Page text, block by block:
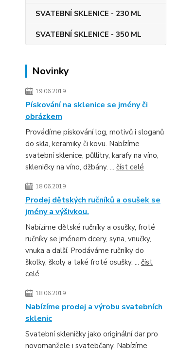
SVATEBNÍ SKLENICE - 230 ML
SVATEBNÍ SKLENICE - 350 ML
Novinky
19.06.2019
Pískování na sklenice se jmény či
obrázkem
Provádíme pískování log, motivů i sloganů
do skla, keramiky či kovu. Nabízíme
svatební sklenice, půllitry, karafy na víno,
skleničky na víno, džbány. ... číst celé
18.06.2019
Prodej dětských ručníků a osušek se
jmény a výšivkou.
Nabízíme dětské ručníky a osušky, froté
ručníky se jménem dcery, syna, vnučky,
vnuka a další. Prodáváme ručníky do
školky, školy a také froté osušky. ... číst
celé
18.06.2019
Nabízíme prodej a výrobu svatebních
sklenic
Svatební skleničky jako originální dar pro
novomanžele i svatebčany. Nabízíme